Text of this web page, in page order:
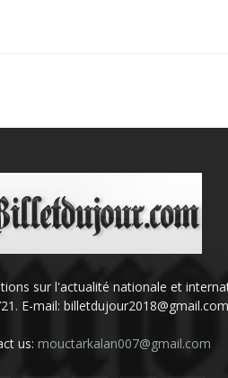
sur l'actualité nationale et
E-mail: billetdujour2018@gmail.com
us: mouctarkalan007@gmail.com